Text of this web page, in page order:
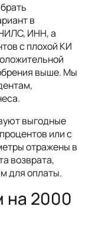
в
ИНН, а
с плохой КИ
выше. Мы
выгодные
или с
отражены в
возврата,
для оплаты.
на 2000